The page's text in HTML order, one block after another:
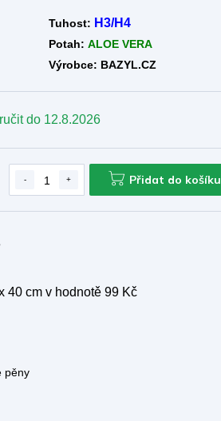
do 12.8.2026
40 cm v hodnotě 99 Kč
Tuhost: H3/H4
Potah: ALOE VERA
Výrobce: BAZYL.CZ
pěny
Přidat do košíku